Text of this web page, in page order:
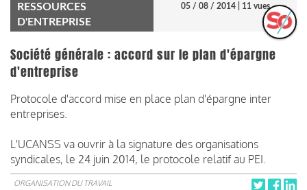
RESSOURCES
D'ENTREPRISE
05 / 08 / 2014 | 11 vues
Société générale : accord sur le plan d'épargne
d'entreprise
Protocole d'accord mise en place plan d'épargne inter
entreprises.
L'UCANSS va ouvrir à la signature des organisations
syndicales, le 24 juin 2014, le protocole relatif au PEI.
ORGANISATION DU TRAVAIL